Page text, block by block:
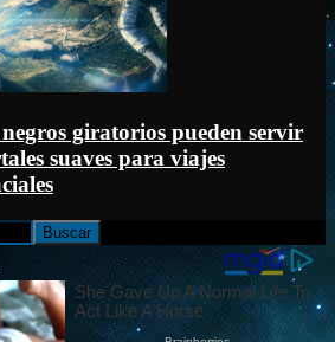
giratorios pueden servir
suaves para viajes